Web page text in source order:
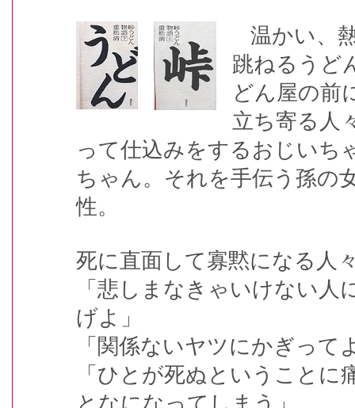
温かい、
跳ねるうど
どん屋の前
立ち寄る人
って仕込みをするおじいち
ちゃん。それを手伝う孫の
性。
死に直面して寡黙になる人
「悲しまなきゃいけない人
げよ」
「関係ないヤツにかぎって
「ひとが死ぬということに
となになってしまう」